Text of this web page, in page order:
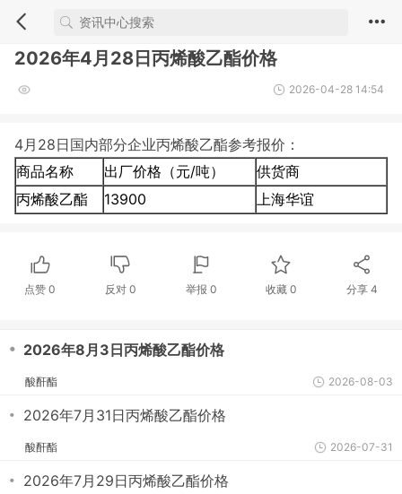
2026年4月28日丙烯酸乙酯价格
2026-04-28 14:54
4月28日国内部分企业丙烯酸乙酯参考报价：
商品名称
出厂价格（元/吨）
供货商
丙烯酸乙酯
13900 上海华谊
点赞0 反对 0 举报 0 收藏 0 分享 4
・ 2026年8月3日丙烯酸乙酯价格
酸酐酯 2026-08-03
・ 2026年7月31日丙烯酸乙酯价格
酸酐酯 2026-07-31
・ 2026年7月29日丙烯酸乙酯价格